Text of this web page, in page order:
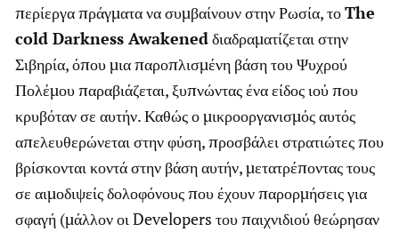
περίεργα πράγματα να συμβαίνουν στην Ρωσία, τοThe
cold Darkness Awakenedδιαδραματίζεται στην
Σιβηρία, όπου μια παροπλισμένη βάση του Ψυχρού
Πολέμου παραβιάζεται, ξυπνώντας ένα είδος ιού που
κρυβόταν σε αυτήν. Καθώς ο μικροοργανισμός αυτός
απελευθερώνεται στην φύση, προσβάλει στρατιώτες που
βρίσκονται κοντά στην βάση αυτήν, μετατρέποντας τους
σε αιμοδιψείς δολοφόνους που έχουν παρορμήσεις για
σφαγή (μάλλον οι Developers του παιχνιδιού θεώρησαν